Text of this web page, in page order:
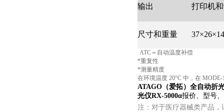
输出 打印机
尺寸和重量
ATC＝自动温度补偿
*重复性
*测量精度
在环境温度 20°C 中，在
ATAGO（爱拓）全自动折
光仪RX-5000α报价、型号
注：对于医疗器械类产品